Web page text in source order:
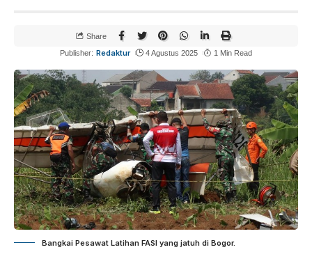
Publisher: Redaktur 4 Agustus 2025 1 Min Read
Share
Bangkai Pesawat Latihan FASI yang jatuh di Bogor.